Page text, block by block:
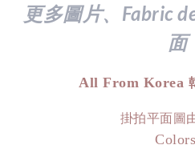
更多圖片、Fabric
面
All From Korea
掛拍平面圖